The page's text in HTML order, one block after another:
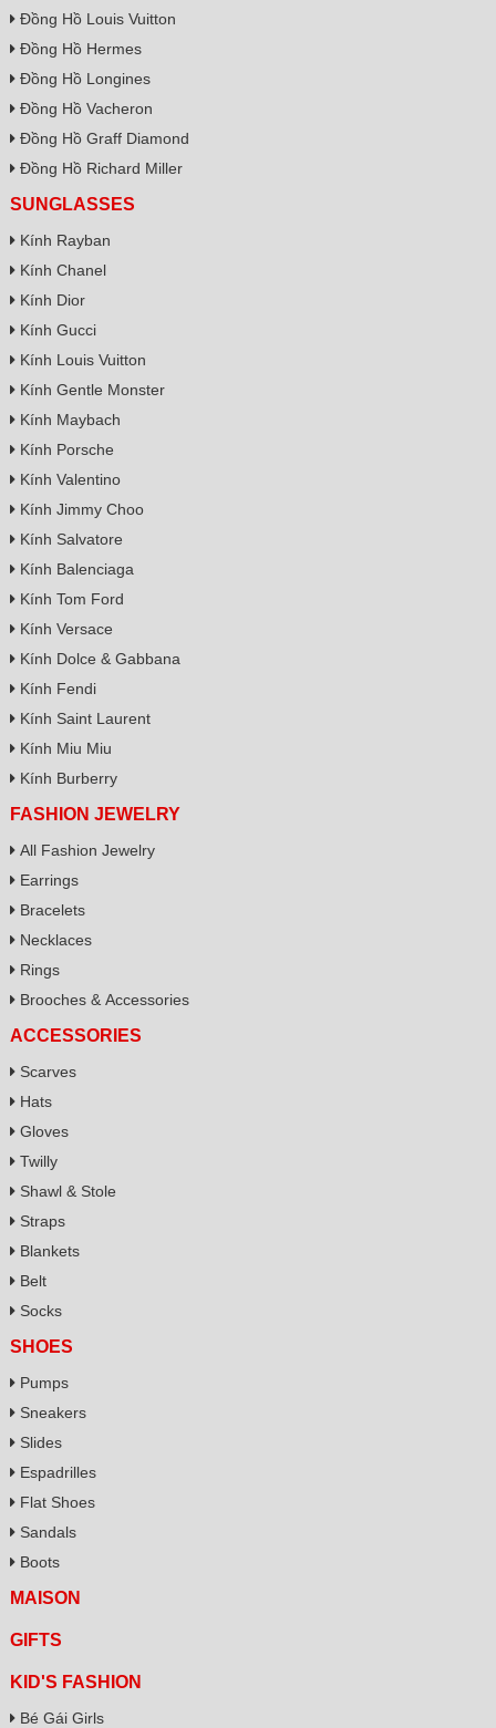
Đồng Hồ Louis Vuitton
Đồng Hồ Hermes
Đồng Hồ Longines
Đồng Hồ Vacheron
Đồng Hồ Graff Diamond
Đồng Hồ Richard Miller
SUNGLASSES
Kính Rayban
Kính Chanel
Kính Dior
Kính Gucci
Kính Louis Vuitton
Kính Gentle Monster
Kính Maybach
Kính Porsche
Kính Valentino
Kính Jimmy Choo
Kính Salvatore
Kính Balenciaga
Kính Tom Ford
Kính Versace
Kính Dolce & Gabbana
Kính Fendi
Kính Saint Laurent
Kính Miu Miu
Kính Burberry
FASHION JEWELRY
All Fashion Jewelry
Earrings
Bracelets
Necklaces
Rings
Brooches & Accessories
ACCESSORIES
Scarves
Hats
Gloves
Twilly
Shawl & Stole
Straps
Blankets
Belt
Socks
SHOES
Pumps
Sneakers
Slides
Espadrilles
Flat Shoes
Sandals
Boots
MAISON
GIFTS
KID'S FASHION
Bé Gái Girls